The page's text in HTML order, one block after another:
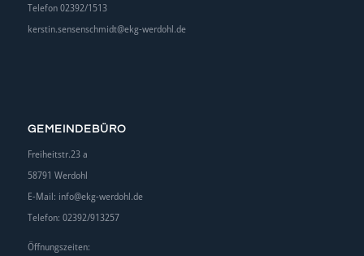
Telefon 02392/1513
kerstin.sensenschmidt@ekg-werdohl.de
GEMEINDEBÜRO
Freiheitstr.23 a
58791 Werdohl
E-Mail: info@ekg-werdohl.de
Telefon: 02392/913257
Öffnungszeiten: